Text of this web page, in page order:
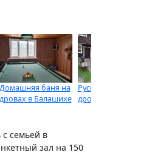
Домашняя баня на
дровах в Балашихе
Русская баня на
дровах в Ольгино
с семьей в
зал на 150